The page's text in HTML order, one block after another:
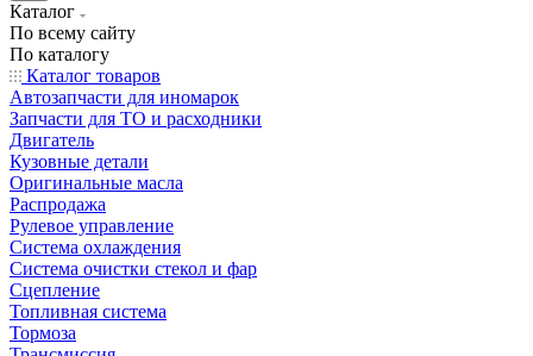
Каталог
По всему сайту
По каталогу
Каталог товаров
Автозапчасти для иномарок
Запчасти для ТО и расходники
Двигатель
Кузовные детали
Оригинальные масла
Распродажа
Рулевое управление
Система охлаждения
Система очистки стекол и фар
Сцепление
Топливная система
Тормоза